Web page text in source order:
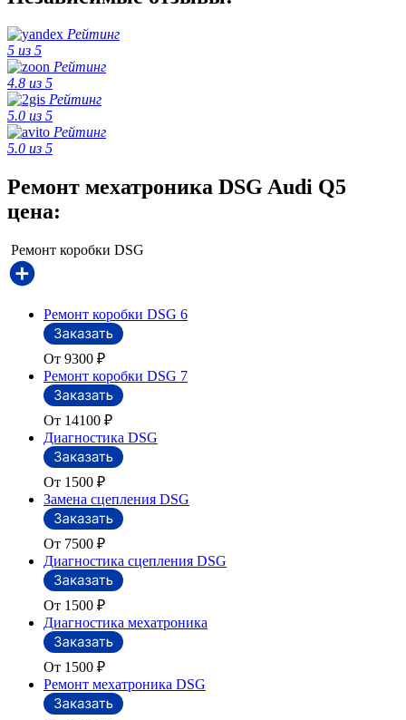
Рейтинг
5 из 5
Рейтинг
4.8 из 5
Рейтинг
5.0 из 5
Рейтинг
5.0 из 5
Ремонт мехатроника DSG Audi Q5
цена:
Ремонт коробки DSG
Ремонт коробки DSG 6
От 9300 ₽
Ремонт коробки DSG 7
От 14100 ₽
Диагностика DSG
От 1500 ₽
Замена сцепления DSG
От 7500 ₽
Диагностика сцепления DSG
От 1500 ₽
Диагностика мехатроника
От 1500 ₽
Ремонт мехатроника DSG